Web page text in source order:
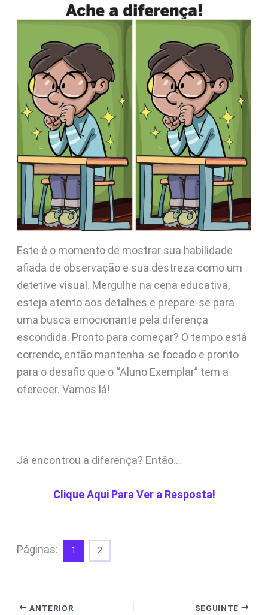
Este é o momento de mostrar sua habilidade
afiada de observação e sua destreza como um
detetive visual. Mergulhe na cena educativa,
esteja atento aos detalhes e prepare-se para
uma busca emocionante pela diferença
escondida. Pronto para começar? O tempo está
correndo, então mantenha-se focado e pronto
para o desafio que o “Aluno Exemplar” tem a
oferecer. Vamos lá!
Já encontrou a diferença? Então…
Clique Aqui Para Ver a Resposta!
Páginas: 1 2
ANTERIOR SEGUINTE